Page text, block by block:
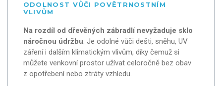
ODOLNOST VŮČI POVĚTRNOSTNÍM
VLIVŮM
Na rozdíl od dřevěných zábradlí nevyžaduje sklo
náročnou údržbu. Je odolné vůči dešti, sněhu, UV
záření i dalším klimatickým vlivům, díky čemuž si
můžete venkovní prostor užívat celoročně bez obav
z opotřebení nebo ztráty vzhledu.